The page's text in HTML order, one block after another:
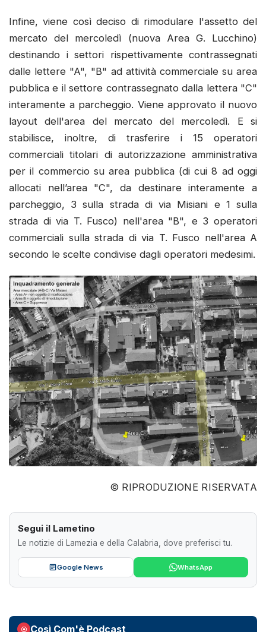
Infine, viene così deciso di rimodulare l'assetto del
mercato del mercoledì (nuova Area G. Lucchino)
destinando i settori rispettivamente contrassegnati
dalle lettere "A", "B" ad attività commerciale su area
pubblica e il settore contrassegnato dalla lettera "C"
interamente a parcheggio. Viene approvato il nuovo
layout dell'area del mercato del mercoledì. E si
stabilisce, inoltre, di trasferire i 15 operatori
commerciali titolari di autorizzazione amministrativa
per il commercio su area pubblica (di cui 8 ad oggi
allocati nell’area "C", da destinare interamente a
parcheggio, 3 sulla strada di via Misiani e 1 sulla
strada di via T. Fusco) nell'area "B", e 3 operatori
commerciali sulla strada di via T. Fusco nell'area A
secondo le scelte condivise dagli operatori medesimi.
© RIPRODUZIONE RISERVATA
Segui il Lametino
Le notizie di Lamezia e della Calabria, dove preferisci tu.
Google News WhatsApp
Così Com'è Podcast